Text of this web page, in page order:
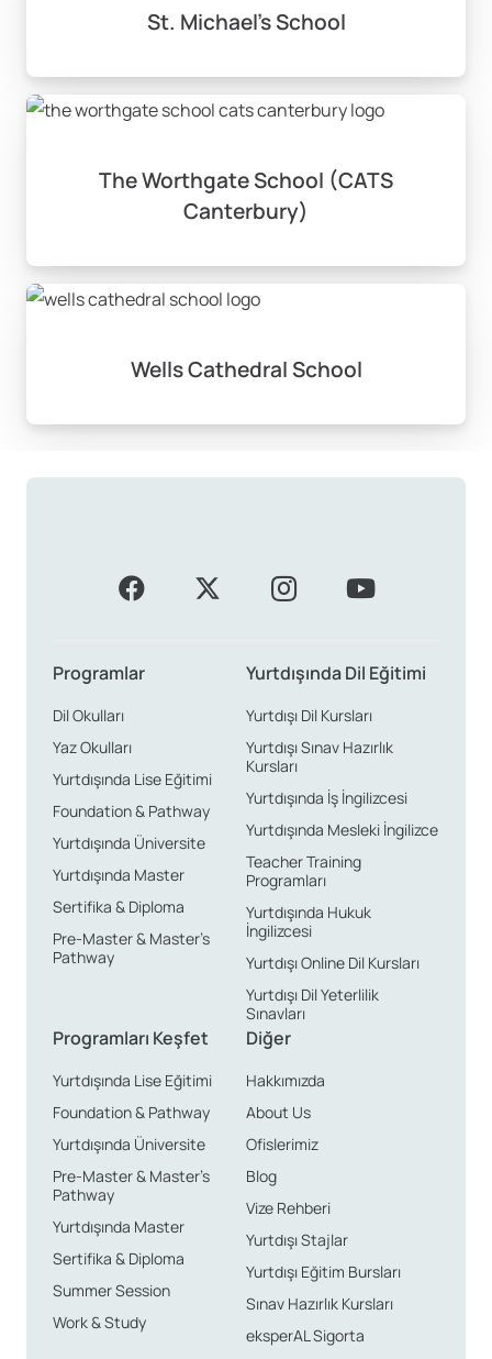
St. Michael’s School
The Worthgate School (CATS
Canterbury)
Wells Cathedral School
Programlar
Dil Okulları
Yaz Okulları
Yurtdışında Lise Eğitimi
Foundation & Pathway
Yurtdışında Üniversite
Yurtdışında Master
Sertifika & Diploma
Pre-Master & Master’s
Pathway
Yurtdışında Dil Eğitimi
Yurtdışı Dil Kursları
Yurtdışı Sınav Hazırlık
Kursları
Yurtdışında İş İngilizcesi
Yurtdışında Mesleki İngilizce
Teacher Training
Programları
Yurtdışında Hukuk
İngilizcesi
Yurtdışı Online Dil Kursları
Yurtdışı Dil Yeterlilik
Sınavları
Programları Keşfet
Yurtdışında Lise Eğitimi
Foundation & Pathway
Yurtdışında Üniversite
Pre-Master & Master’s
Pathway
Yurtdışında Master
Sertifika & Diploma
Summer Session
Work & Study
Diğer
Hakkımızda
About Us
Ofislerimiz
Blog
Vize Rehberi
Yurtdışı Stajlar
Yurtdışı Eğitim Bursları
Sınav Hazırlık Kursları
eksperAL Sigorta